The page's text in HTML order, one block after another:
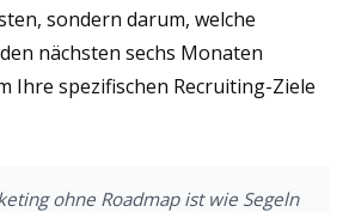
sondern darum, welche
nächsten sechs Monaten
Ihre spezifischen Recruiting-Ziele
ohne Roadmap ist wie Segeln